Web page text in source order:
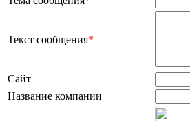
Текст сообщения*
Сайт
Название компании